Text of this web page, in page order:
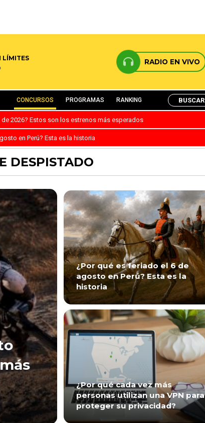
LÍMITES
RADIO EN VIVO
CONCURSOS PROGRAMAS RANKING BUSCAR
2026? Estos son los estrenos más esperados
en Perú? Esta es la historia
DESPISTADO
¿Por qué es feriado el 6 de
agosto en Perú? Esta es la
historia
¿Por qué cada vez más
personas utilizan una VPN para
proteger su privacidad?